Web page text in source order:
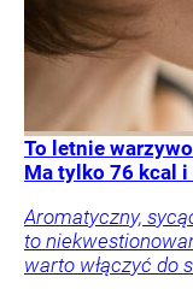
To letnie
Ma tylko 76 kcal i
Aromatyczny,
to
warto włączyć do